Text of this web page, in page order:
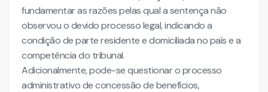
fundamentar as razões pelas qual a sentença não
observou o devido processo legal, indicando a
condição de parte residente e domiciliada no país e a
competência do tribunal.
Adicionalmente, pode-se questionar o processo
administrativo de concessão de benefícios,